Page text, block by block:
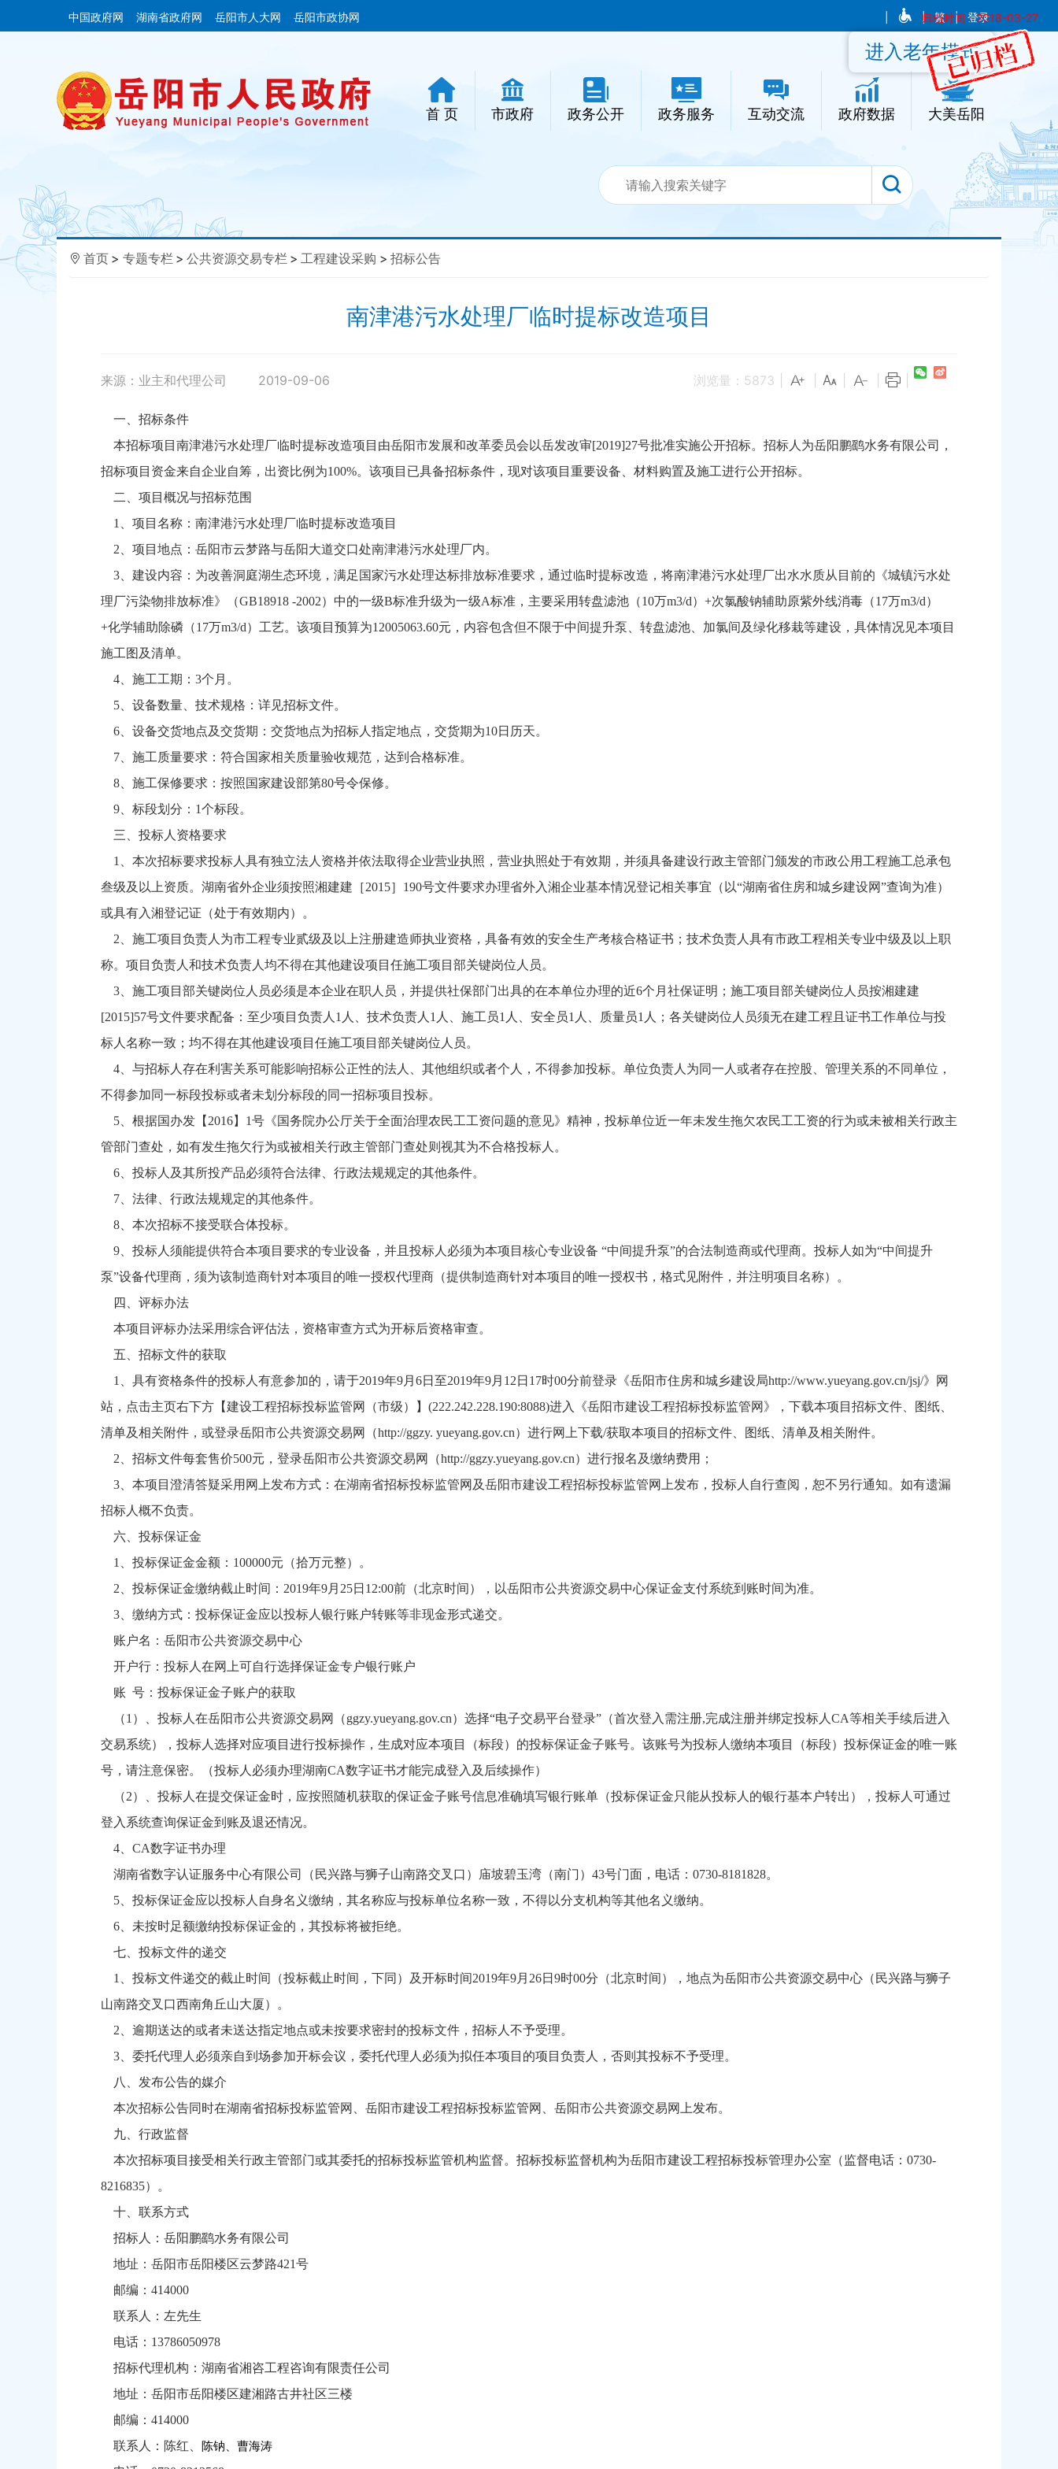
归档时间：2018-03-27
中国政府网 湖南省政府网 岳阳市人大网 岳阳市政协网 |繁| 登录
首 页 市政府 政务公开 政务服务 互动交流 政府数据 大美岳阳
进入老年模式
首页 > 专题专栏 > 公共资源交易专栏 > 工程建设采购 > 招标公告
南津港污水处理厂临时提标改造项目
来源：业主和代理公司 2019-09-06 浏览量： 5873
一、招标条件
本招标项目南津港污水处理厂临时提标改造项目由岳阳市发展和改革委员会以岳发改审[2019]27号批准实施公开招标。招标人为岳阳鹏鹞水务有限公司，
招标项目资金来自企业自筹，出资比例为100%。该项目已具备招标条件，现对该项目重要设备、材料购置及施工进行公开招标。
二、项目概况与招标范围
1、项目名称：南津港污水处理厂临时提标改造项目
2、项目地点：岳阳市云梦路与岳阳大道交口处南津港污水处理厂内。
3、建设内容：为改善洞庭湖生态环境，满足国家污水处理达标排放标准要求，通过临时提标改造，将南津港污水处理厂出水水质从目前的《城镇污水处
理厂污染物排放标准》（GB18918 -2002）中的一级B标准升级为一级A标准，主要采用转盘滤池（10万m3/d）+次氯酸钠辅助原紫外线消毒（17万m3/d）
+化学辅助除磷（17万m3/d）工艺。该项目预算为12005063.60元，内容包含但不限于中间提升泵、转盘滤池、加氯间及绿化移栽等建设，具体情况见本项目
施工图及清单。
4、施工工期：3个月。
5、设备数量、技术规格：详见招标文件。
6、设备交货地点及交货期：交货地点为招标人指定地点，交货期为10日历天。
7、施工质量要求：符合国家相关质量验收规范，达到合格标准。
8、施工保修要求：按照国家建设部第80号令保修。
9、标段划分：1个标段。
三、投标人资格要求
1、本次招标要求投标人具有独立法人资格并依法取得企业营业执照，营业执照处于有效期，并须具备建设行政主管部门颁发的市政公用工程施工总承包
叁级及以上资质。湖南省外企业须按照湘建建［2015］190号文件要求办理省外入湘企业基本情况登记相关事宜（以“湖南省住房和城乡建设网”查询为准）
或具有入湘登记证（处于有效期内）。
2、施工项目负责人为市工程专业贰级及以上注册建造师执业资格，具备有效的安全生产考核合格证书；技术负责人具有市政工程相关专业中级及以上职
称。项目负责人和技术负责人均不得在其他建设项目任施工项目部关键岗位人员。
3、施工项目部关键岗位人员必须是本企业在职人员，并提供社保部门出具的在本单位办理的近6个月社保证明；施工项目部关键岗位人员按湘建建
[2015]57号文件要求配备：至少项目负责人1人、技术负责人1人、施工员1人、安全员1人、质量员1人；各关键岗位人员须无在建工程且证书工作单位与投
标人名称一致；均不得在其他建设项目任施工项目部关键岗位人员。
4、与招标人存在利害关系可能影响招标公正性的法人、其他组织或者个人，不得参加投标。单位负责人为同一人或者存在控股、管理关系的不同单位，
不得参加同一标段投标或者未划分标段的同一招标项目投标。
5、根据国办发【2016】1号《国务院办公厅关于全面治理农民工工资问题的意见》精神，投标单位近一年未发生拖欠农民工工资的行为或未被相关行政主
管部门查处，如有发生拖欠行为或被相关行政主管部门查处则视其为不合格投标人。
6、投标人及其所投产品必须符合法律、行政法规规定的其他条件。
7、法律、行政法规规定的其他条件。
8、本次招标不接受联合体投标。
9、投标人须能提供符合本项目要求的专业设备，并且投标人必须为本项目核心专业设备 “中间提升泵”的合法制造商或代理商。投标人如为“中间提升
泵”设备代理商，须为该制造商针对本项目的唯一授权代理商（提供制造商针对本项目的唯一授权书，格式见附件，并注明项目名称）。
四、评标办法
本项目评标办法采用综合评估法，资格审查方式为开标后资格审查。
五、招标文件的获取
1、具有资格条件的投标人有意参加的，请于2019年9月6日至2019年9月12日17时00分前登录《岳阳市住房和城乡建设局http://www.yueyang.gov.cn/jsj/》网
站，点击主页右下方【建设工程招标投标监管网（市级）】(222.242.228.190:8088)进入《岳阳市建设工程招标投标监管网》，下载本项目招标文件、图纸、
清单及相关附件，或登录岳阳市公共资源交易网（http://ggzy. yueyang.gov.cn）进行网上下载/获取本项目的招标文件、图纸、清单及相关附件。
2、招标文件每套售价500元，登录岳阳市公共资源交易网（http://ggzy.yueyang.gov.cn）进行报名及缴纳费用；
3、本项目澄清答疑采用网上发布方式：在湖南省招标投标监管网及岳阳市建设工程招标投标监管网上发布，投标人自行查阅，恕不另行通知。如有遗漏
招标人概不负责。
六、投标保证金
1、投标保证金金额：100000元（拾万元整）。
2、投标保证金缴纳截止时间：2019年9月25日12:00前（北京时间），以岳阳市公共资源交易中心保证金支付系统到账时间为准。
3、缴纳方式：投标保证金应以投标人银行账户转账等非现金形式递交。
账户名：岳阳市公共资源交易中心
开户行：投标人在网上可自行选择保证金专户银行账户
账 号：投标保证金子账户的获取
（1）、投标人在岳阳市公共资源交易网（ggzy.yueyang.gov.cn）选择“电子交易平台登录”（首次登入需注册,完成注册并绑定投标人CA等相关手续后进入
交易系统），投标人选择对应项目进行投标操作，生成对应本项目（标段）的投标保证金子账号。该账号为投标人缴纳本项目（标段）投标保证金的唯一账
号，请注意保密。（投标人必须办理湖南CA数字证书才能完成登入及后续操作）
（2）、投标人在提交保证金时，应按照随机获取的保证金子账号信息准确填写银行账单（投标保证金只能从投标人的银行基本户转出），投标人可通过
登入系统查询保证金到账及退还情况。
4、CA数字证书办理
湖南省数字认证服务中心有限公司（民兴路与狮子山南路交叉口）庙坡碧玉湾（南门） 43号门面，电话：0730-8181828。
5、投标保证金应以投标人自身名义缴纳，其名称应与投标单位名称一致，不得以分支机构等其他名义缴纳。
6、未按时足额缴纳投标保证金的，其投标将被拒绝。
七、投标文件的递交
1、投标文件递交的截止时间（投标截止时间，下同）及开标时间2019年9月26日9时00分（北京时间），地点为岳阳市公共资源交易中心（民兴路与狮子
山南路交叉口西南角丘山大厦）。
2、逾期送达的或者未送达指定地点或未按要求密封的投标文件，招标人不予受理。
3、委托代理人必须亲自到场参加开标会议，委托代理人必须为拟任本项目的项目负责人，否则其投标不予受理。
八、发布公告的媒介
本次招标公告同时在湖南省招标投标监管网、岳阳市建设工程招标投标监管网、岳阳市公共资源交易网上发布。
九、行政监督
本次招标项目接受相关行政主管部门或其委托的招标投标监管机构监督。招标投标监督机构为岳阳市建设工程招标投标管理办公室（监督电话： 0730-
8216835）。
十、 联系方式
招标人：岳阳鹏鹞水务有限公司
地址：岳阳市岳阳楼区云梦路421号
邮编： 414000
联系人：左先生
电话： 13786050978
招标代理机构：湖南省湘咨工程咨询有限责任公司
地址：岳阳市岳阳楼区建湘路古井社区三楼
邮编： 414000
联系人： 陈红、 陈钠 曹海涛